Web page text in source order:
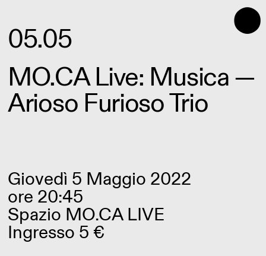
⬤
05.05
MO.CA Live: Musica —
Arioso Furioso Trio
Giovedì 5 Maggio 2022
ore 20:45
Spazio MO.CA LIVE
Ingresso 5 €